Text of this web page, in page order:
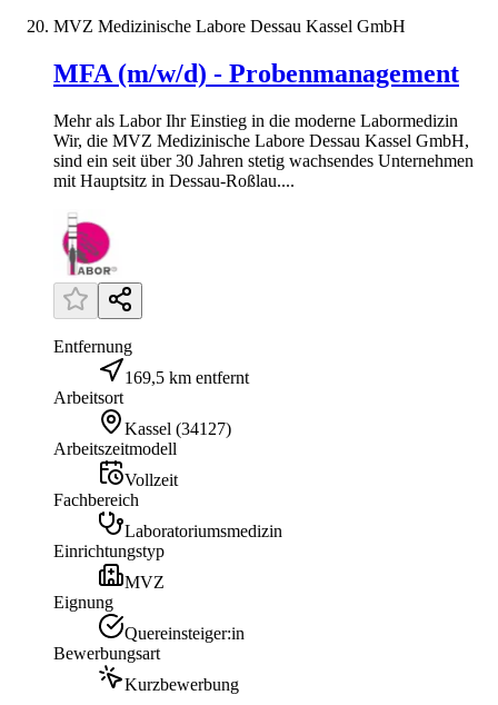
MVZ Medizinische Labore Dessau Kassel GmbH
MFA (m/w/d) - Probenmanagement
Mehr als Labor Ihr Einstieg in die moderne Labormedizin
Wir, die MVZ Medizinische Labore Dessau Kassel GmbH,
sind ein seit über 30 Jahren stetig wachsendes Unternehmen
mit Hauptsitz in Dessau-Roßlau....
Entfernung
169,5 km entfernt
Arbeitsort
Kassel (34127)
Arbeitszeitmodell
Vollzeit
Fachbereich
Laboratoriumsmedizin
Einrichtungstyp
MVZ
Eignung
Quereinsteiger:in
Bewerbungsart
Kurzbewerbung